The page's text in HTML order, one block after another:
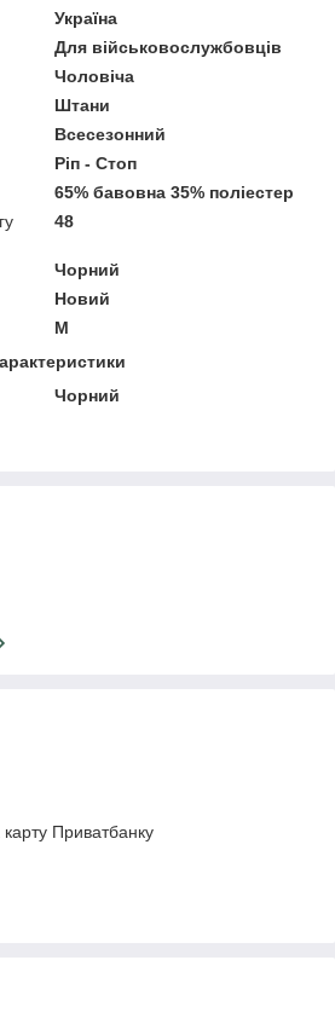
Україна
Для військовослужбовців
Чоловіча
Штани
Всесезонний
Ріп - Стоп
65% бавовна 35% поліестер
48
Чорний
Новий
M
Чорний
Приватбанку